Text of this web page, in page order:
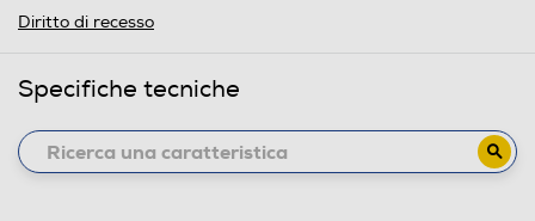
Diritto di recesso
Specifiche tecniche